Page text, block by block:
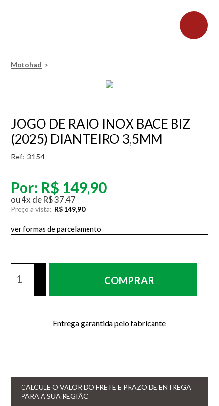
Motohad >
JOGO DE RAIO INOX BACE BIZ
(2025) DIANTEIRO 3,5MM
Ref: 3154
Por: R$ 149,90
ou4x de R$ 37,47
Preço a vista: R$ 149,90
ver formas de parcelamento
COMPRAR
Entrega garantida pelo fabricante
CALCULE O VALOR DO FRETE E PRAZO DE ENTREGA
PARA A SUA REGIÃO